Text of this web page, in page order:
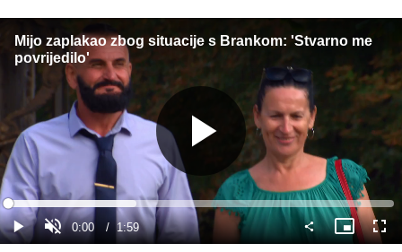
Mijo zaplakao zbog situacije s Brankom: 'Stvarno me
povrijedilo'
Gledaj
GledajUpali
zvuk
Current
0:00 / Duration
1:59
Loaded:
33.34%
Slika
u